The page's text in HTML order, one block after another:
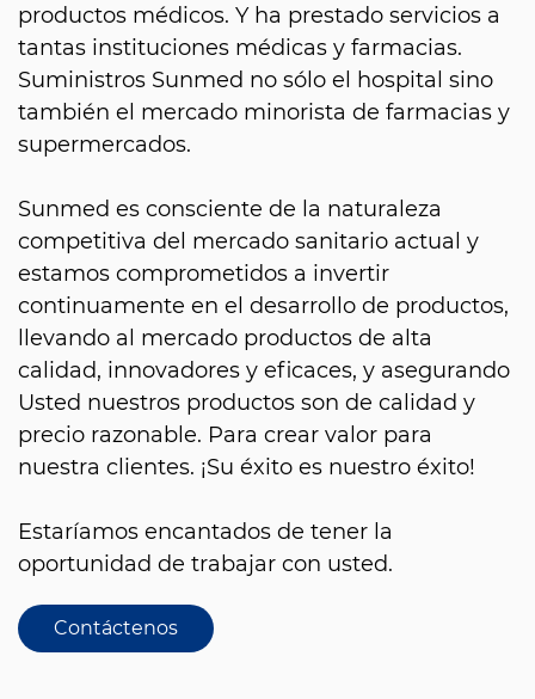
productos médicos. Y ha prestado servicios a
tantas instituciones médicas y farmacias.
Suministros Sunmed no sólo el hospital sino
también el mercado minorista de farmacias y
supermercados.
Sunmed es consciente de la naturaleza
competitiva del mercado sanitario actual y
estamos comprometidos a invertir
continuamente en el desarrollo de productos,
llevando al mercado productos de alta
calidad, innovadores y eficaces, y asegurando
Usted nuestros productos son de calidad y
precio razonable. Para crear valor para
nuestra clientes. ¡Su éxito es nuestro éxito!
Estaríamos encantados de tener la
oportunidad de trabajar con usted.
Contáctenos